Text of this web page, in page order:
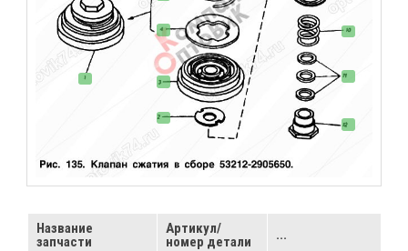
Название
запчасти
Артикул/
номер детали
...